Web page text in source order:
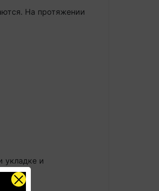
На протяжении
укладке и